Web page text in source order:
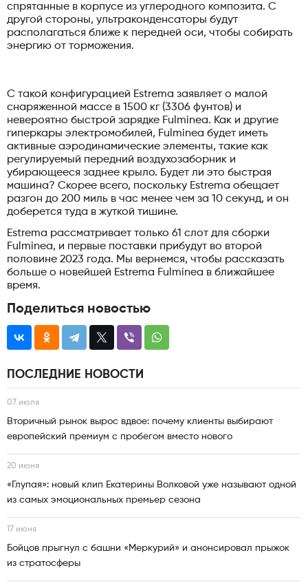
спрятанные в корпусе из углеродного композита. С
другой стороны, ультраконденсаторы будут
располагаться ближе к передней оси, чтобы собирать
энергию от торможения.
С такой конфигурацией Estrema заявляет о малой
снаряженной массе в 1500 кг (3306 фунтов) и
невероятно быстрой зарядке Fulminea. Как и другие
гиперкары электромобилей, Fulminea будет иметь
активные аэродинамические элементы, такие как
регулируемый передний воздухозаборник и
убирающееся заднее крыло. Будет ли это быстрая
машина? Скорее всего, поскольку Estrema обещает
разгон до 200 миль в час менее чем за 10 секунд, и он
доберется туда в жуткой тишине.
Estrema рассматривает только 61 слот для сборки
Fulminea, и первые поставки прибудут во второй
половине 2023 года. Мы вернемся, чтобы рассказать
больше о новейшей Estrema Fulminea в ближайшее
время.
Поделиться новостью
ПОСЛЕДНИЕ НОВОСТИ
07 июля
Вторичный рынок вырос вдвое: почему клиенты выбирают
европейский премиум с пробегом вместо нового
20 июня
«Глупая»: новый клип Екатерины Волковой уже называют одной
из самых эмоциональных премьер сезона
17 июня
Бойцов прыгнул с башни «Меркурий» и анонсировал прыжок
из стратосферы